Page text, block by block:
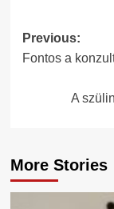
Post
Previous:
Fontos a
A
More Stories